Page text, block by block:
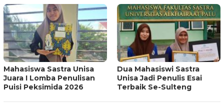
Mahasiswa Sastra Unisa
Juara I Lomba Penulisan
Puisi Peksimida 2026
Dua Mahasiswi Sastra
Unisa Jadi Penulis Esai
Terbaik Se-Sulteng